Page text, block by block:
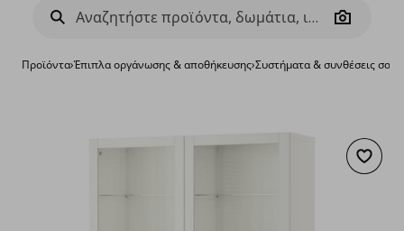
Camera
Προϊόντα›Έπιπλα οργάνωσης & αποθήκευσης›Συστήματα & συνθέσεις